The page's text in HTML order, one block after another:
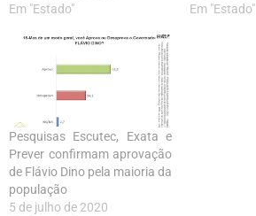
Em "Estado"
Em "Estado"
Pesquisas Escutec, Exata e
Prever confirmam aprovação
de Flávio Dino pela maioria da
população
5 de julho de 2020